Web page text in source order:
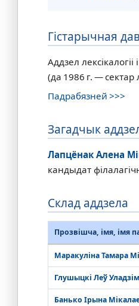
Гістарычная
Аддзел лексікалогіі
(да 1986 г. — сектар
Падрабязней >>>
Загадчык
Лапцёнак Алена
кандыдат
Склад аддзела
Прозвішча, імя, імя
Маракуліна Тамара
Глушыцкі Леў
Банько Ірына